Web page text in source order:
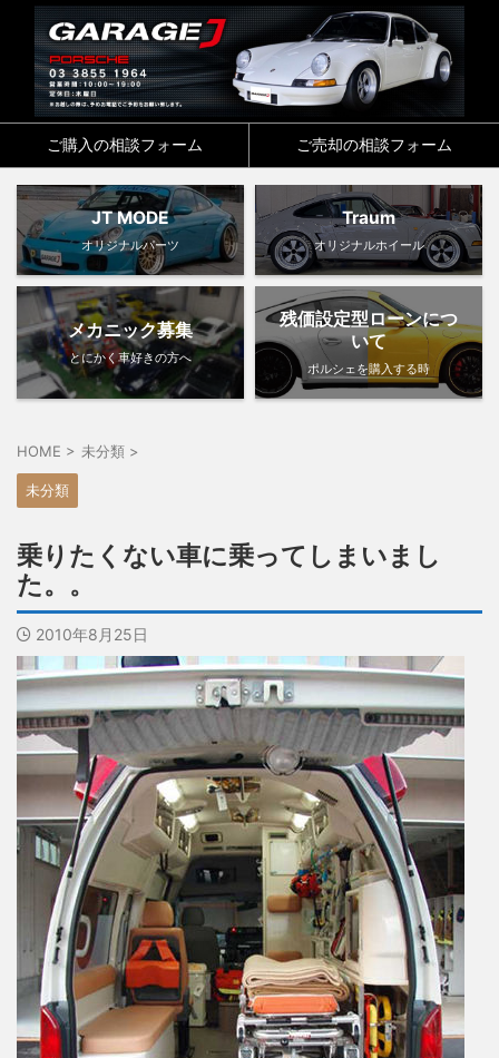
ご購入の相談フォーム ご売却の相談フォーム
JT MODE
オリジナルパーツ
Traum
オリジナルホイール
メカニック募集
とにかく車好きの方へ
残価設定型ローンにつ
いて
ポルシェを購入する時
HOME > 未分類 >
未分類
乗りたくない車に乗ってしまいまし
た。。
2010年8月25日